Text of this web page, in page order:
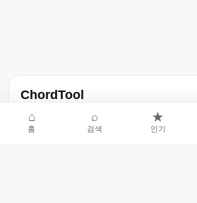
ChordTool
노래 가사, 곡 정보, 코드, 악보를 한곳에
서비스입니다.
⌂
홈
⌕
검색
★
인기